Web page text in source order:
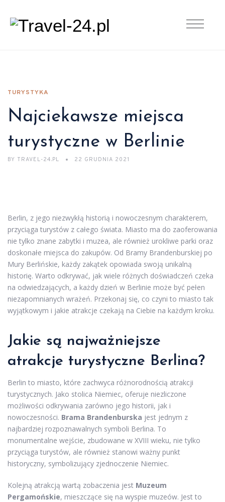
TURYSTYKA
Najciekawsze miejsca
turystyczne w Berlinie
BY TRAVEL-24.PL 22 GRUDNIA 2021
Berlin, z jego niezwykłą historią i nowoczesnym charakterem,
przyciąga turystów z całego świata. Miasto ma do zaoferowania
nie tylko znane zabytki i muzea, ale również urokliwe parki oraz
doskonałe miejsca do zakupów. Od Bramy Brandenburskiej po
Mury Berlińskie, każdy zakątek opowiada swoją unikalną
historię. Warto odkrywać, jak wiele różnych doświadczeń czeka
na odwiedzających, a każdy dzień w Berlinie może być pełen
niezapomnianych wrażeń. Przekonaj się, co czyni to miasto tak
wyjątkowym i jakie atrakcje czekają na Ciebie na każdym kroku.
Jakie są najważniejsze
atrakcje turystyczne Berlina?
Berlin to miasto, które zachwyca różnorodnością atrakcji
turystycznych. Jako stolica Niemiec, oferuje niezliczone
możliwości odkrywania zarówno jego historii, jak i
nowoczesności. Brama Brandenburska jest jednym z
najbardziej rozpoznawalnych symboli Berlina. To
monumentalne wejście, zbudowane w XVIII wieku, nie tylko
przyciąga turystów, ale również stanowi ważny punkt
historyczny, symbolizujący zjednoczenie Niemiec.
Kolejną atrakcją wartą zobaczenia jest Muzeum
Pergamońskie, mieszczące się na wyspie muzeów. Jest to